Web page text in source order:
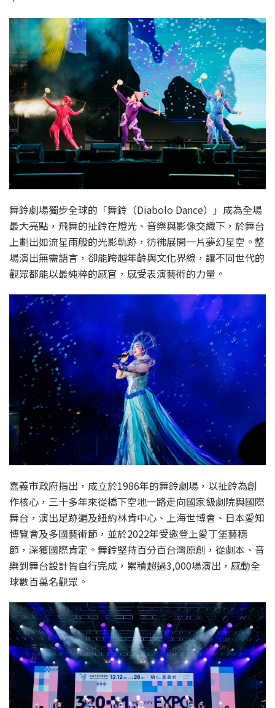
舞鈴劇場獨步全球的「舞鈴（Diabolo Dance）」成為全場
最大亮點，飛舞的扯鈴在燈光、音樂與影像交織下，於舞台
上劃出如流星雨般的光影軌跡，彷彿展開一片夢幻星空。整
場演出無需語言，卻能跨越年齡與文化界線，讓不同世代的
觀眾都能以最純粹的感官，感受表演藝術的力量。
嘉義市政府指出，成立於1986年的舞鈴劇場，以扯鈴為創
作核心，三十多年來從橋下空地一路走向國家級劇院與國際
舞台，演出足跡遍及紐約林肯中心、上海世博會、日本愛知
博覽會及多國藝術節，並於2022年受邀登上愛丁堡藝穗
節，深獲國際肯定。舞鈴堅持百分百台灣原創，從劇本、音
樂到舞台設計皆自行完成，累積超過3,000場演出，感動全
球數百萬名觀眾。